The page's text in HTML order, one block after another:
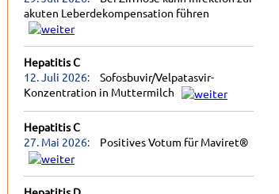
akuten Leberdekompensation führen
Hepatitis C
12. Juli 2026:
Sofosbuvir/Velpatasvir-
Konzentration in Muttermilch
Hepatitis C
27. Mai 2026:
Positives Votum für Maviret®